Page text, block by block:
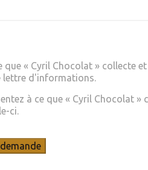
« Cyril Chocolat » collecte
lettre d'informations.
à ce que « Cyril Chocolat »
ci.